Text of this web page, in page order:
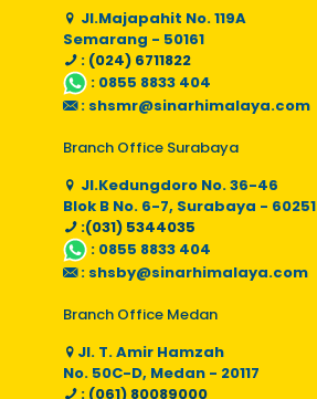
Jl.Majapahit No. 119A
Semarang - 50161
: (024) 6711822
: 0855 8833 404
: shsmr@sinarhimalaya.com
Branch Office Surabaya
Jl.Kedungdoro No. 36-46
Blok B No. 6-7, Surabaya - 60251
:(031) 5344035
: 0855 8833 404
: shsby@sinarhimalaya.com
Branch Office Medan
Jl. T. Amir Hamzah
No. 50C-D, Medan - 20117
: (061) 80089000